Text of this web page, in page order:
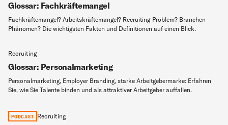
PODCAST Recruiting
Glossar: Fachkräftemangel
Fachkräftemangel? Arbeitskräftemangel? Recruiting-Problem? Branchen-
Phänomen? Die wichtigsten Fakten und Definitionen auf einen Blick.
Recruiting
Glossar: Personalmarketing
Personalmarketing, Employer Branding, starke Arbeitgebermarke: Erfahren
Sie, wie Sie Talente binden und als attraktiver Arbeitgeber auffallen.